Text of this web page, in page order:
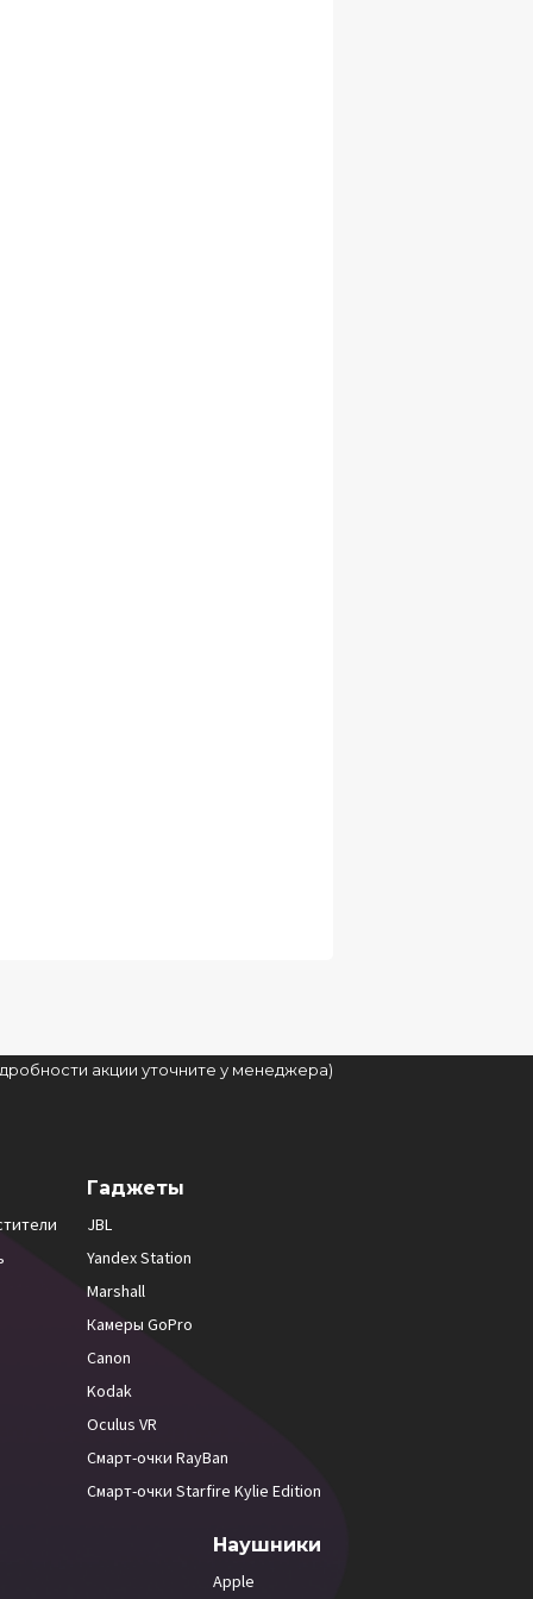
акции уточните у менеджера)
Гаджеты
JBL
Yandex Station
Marshall
Камеры GoPro
Canon
Kodak
Oculus VR
Смарт-очки RayBan
Смарт-очки Starfire Kylie Edition
Наушники
Apple